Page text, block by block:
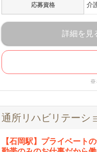
応募資格 介
詳細を見
※
通所リハビリテーシ
【石岡駅】プライベート